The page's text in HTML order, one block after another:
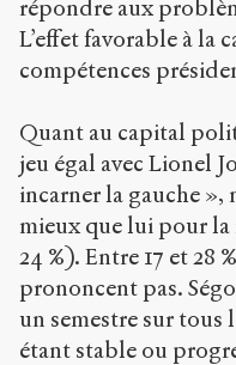
répondre aux
L’effet favorable à la
compétences
Quant au capital
jeu égal avec Lionel
incarner la gauche »,
mieux que lui pour la
24 %). Entre 17 et 28
prononcent pas.
un semestre sur tous
étant stable ou